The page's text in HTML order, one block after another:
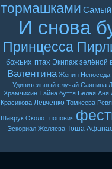
тормашками Самый
И снова
Принцесса
божьих птах Экипаж зелёной
Валентина Женин Непоседа
Удивительный случай Саяпина
Храмчихин Тайна буття Белая Аня
Красикова Левченко Томкеева
Шаврук Околот попович
Эскориал Желяева Тоша